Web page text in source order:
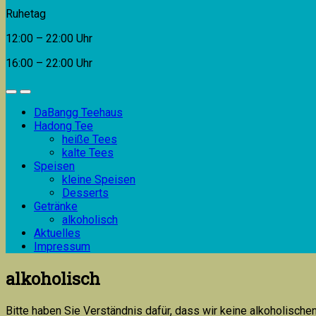
Ruhetag
12:00 – 22:00 Uhr
16:00 – 22:00 Uhr
DaBangg Teehaus
Hadong Tee
heiße Tees
kalte Tees
Speisen
kleine Speisen
Desserts
Getränke
alkoholisch
Aktuelles
Impressum
alkoholisch
Bitte haben Sie Verständnis dafür, dass wir keine